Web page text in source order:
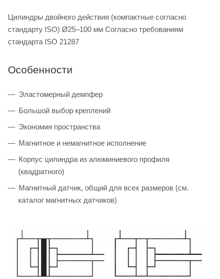
Цилиндры двойного действия (компактные согласно
стандарту ISO) Ø25–100 мм Согласно требованиям
стандарта ISO 21287
Особенности
Эластомерный демпфер
Большой выбор креплений
Экономия пространства
Магнитное и немагнитное исполнение
Корпус цилиндра из алюминиевого профиля
(квадратного)
Магнитный датчик, общий для всех размеров (см.
каталог магнитных датчиков)